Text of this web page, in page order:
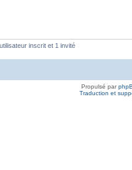
inscrit et 1 invité
Propulsé par
Traduction et